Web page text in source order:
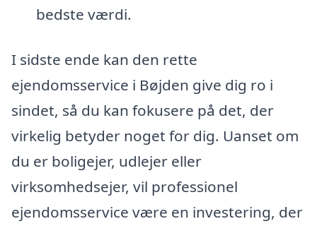
bedste værdi.
I sidste ende kan den rette
ejendomsservice i Bøjden give dig ro i
sindet, så du kan fokusere på det, der
virkelig betyder noget for dig. Uanset om
du er boligejer, udlejer eller
virksomhedsejer, vil professionel
ejendomsservice være en investering, der